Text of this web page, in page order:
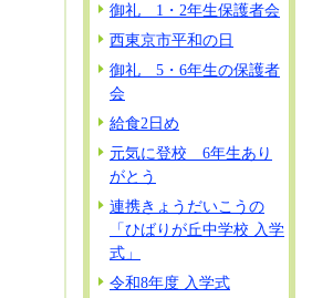
御礼 1・2年生保護者会
西東京市平和の日
御礼 5・6年生の保護者
会
給食2日め
元気に登校 6年生あり
がとう
連携きょうだいこうの
「ひばりが丘中学校 入学
式」
令和8年度 入学式